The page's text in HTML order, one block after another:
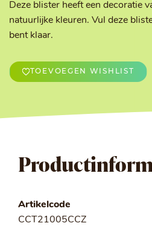
Deze blister heeft een decoratie
natuurlijke kleuren. Vul deze
bent klaar.
TOEVOEGEN WISHLIST
Artikelcode
CCT21005CCZ